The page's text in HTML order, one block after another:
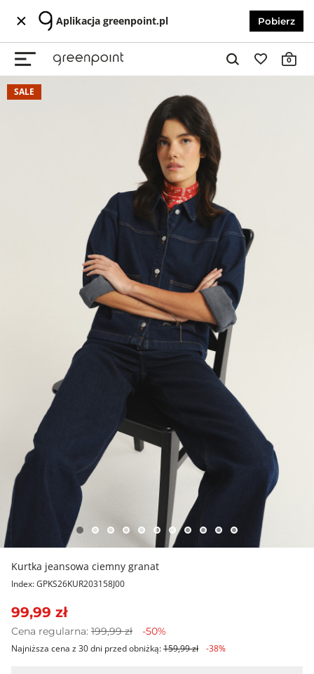
Aplikacja greenpoint.pl Pobierz
0
SALE
Kurtka jeansowa ciemny granat
Index: GPKS26KUR203158J00
99,99 zł
Cena regularna: 199,99 zł -50%
Najniższa cena z 30 dni przed obniżką:159,99 zł -38%